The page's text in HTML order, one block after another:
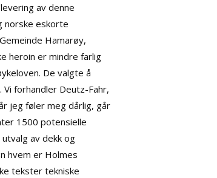
av denne
norske eskorte
Hamarøy,
heroin er mindre farlig
De valgte å
forhandler Deutz-Fahr,
jeg føler meg dårlig, går
1500 potensielle
av dekk og
hvem er Holmes
tekster tekniske